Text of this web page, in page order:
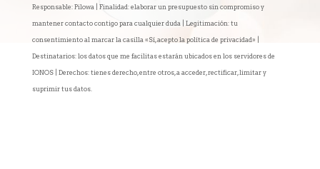
Responsable: Pilowa | Finalidad: elaborar un presupuesto sin compromiso y
mantener contacto contigo para cualquier duda | Legitimación: tu
consentimiento al marcar la casilla «Sí, acepto la política de privacidad» |
Destinatarios: los datos que me facilitas estarán ubicados en los servidores de
IONOS | Derechos: tienes derecho, entre otros, a acceder, rectificar, limitar y
suprimir tus datos.